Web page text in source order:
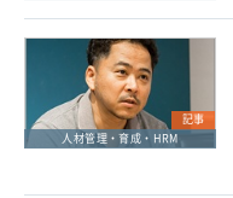
記事
人材管理・育成・HRM